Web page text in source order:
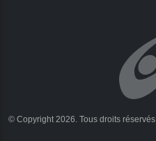
© Copyright 2026. Tous droits réservés.